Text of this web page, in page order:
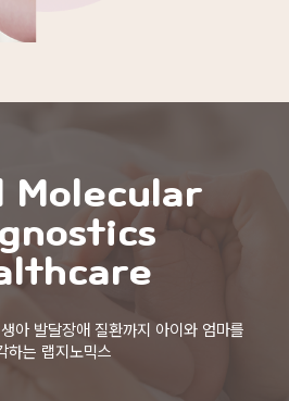
Molecular
아 발달장애 질환까지 아이와 엄마를
하는 랩지노믹스